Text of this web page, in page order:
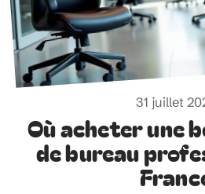
31 juillet
Où acheter une
de bureau